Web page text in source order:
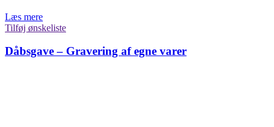
Læs mere
Tilføj ønskeliste
Dåbsgave – Gravering af egne varer